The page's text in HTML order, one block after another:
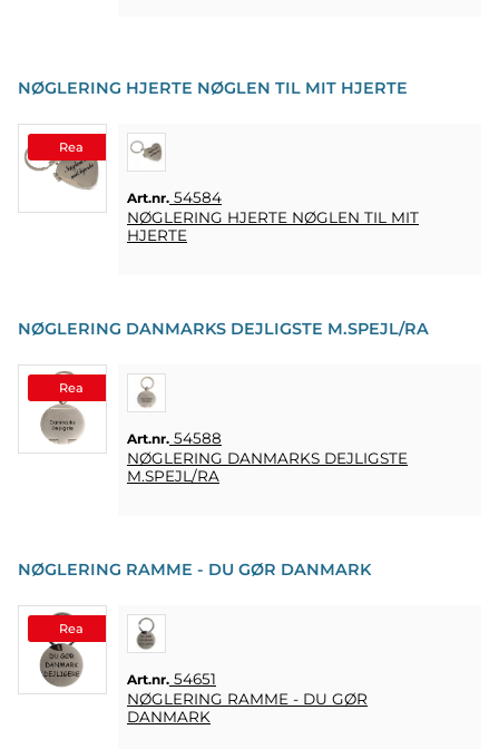
&
LYS
SOUVENIRER
HJEMMEBRYG
&
POSTERS
KONTAKT
KUNDESERVICE
FAQ
LEVERINGSBETINGELSER
Rea
NØGLERING HJERTE NØGLEN TIL MIT HJERTE
Art.nr. 54584
NØGLERING HJERTE NØGLEN TIL MIT
HJERTE
Rea
NØGLERING DANMARKS DEJLIGSTE M.SPEJL/RA
Art.nr. 54588
NØGLERING DANMARKS DEJLIGSTE
M.SPEJL/RA
Rea
NØGLERING RAMME - DU GØR DANMARK
Art.nr. 54651
NØGLERING RAMME - DU GØR
DANMARK